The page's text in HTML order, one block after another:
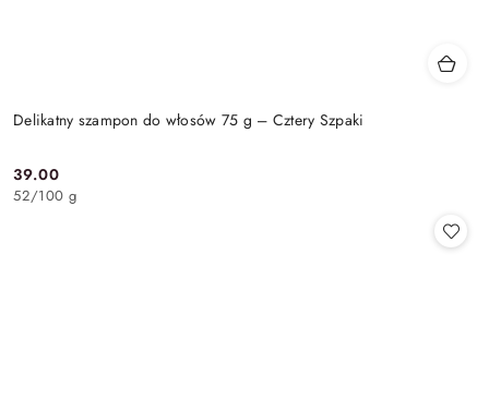
Delikatny szampon do włosów 75 g – Cztery Szpaki
Cena:
39.00
52/100 g